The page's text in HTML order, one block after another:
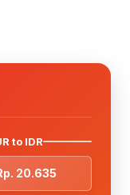
to IDR
20.635